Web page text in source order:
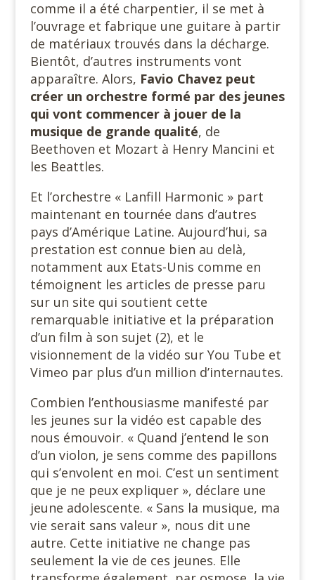
comme il a été charpentier, il se met à
l’ouvrage et fabrique une guitare à partir
de matériaux trouvés dans la décharge.
Bientôt, d’autres instruments vont
apparaître. Alors, Favio Chavez peut
créer un orchestre formé par des jeunes
qui vont commencer à jouer de la
musique de grande qualité, de
Beethoven et Mozart à Henry Mancini et
les Beattles.
Et l’orchestre « Lanfill Harmonic » part
maintenant en tournée dans d’autres
pays d’Amérique Latine. Aujourd’hui, sa
prestation est connue bien au delà,
notamment aux Etats-Unis comme en
témoignent les articles de presse paru
sur un site qui soutient cette
remarquable initiative et la préparation
d’un film à son sujet (2), et le
visionnement de la vidéo sur You Tube et
Vimeo par plus d’un million d’internautes.
Combien l’enthousiasme manifesté par
les jeunes sur la vidéo est capable des
nous émouvoir. « Quand j’entend le son
d’un violon, je sens comme des papillons
qui s’envolent en moi. C’est un sentiment
que je ne peux expliquer », déclare une
jeune adolescente. « Sans la musique, ma
vie serait sans valeur », nous dit une
autre. Cette initiative ne change pas
seulement la vie de ces jeunes. Elle